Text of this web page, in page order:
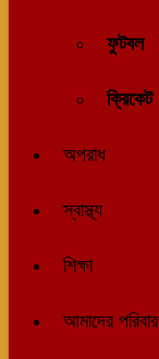
ফুটবল
ক্রিকেট
অপরাধ
স্বাস্থ্য
শিক্ষা
আমাদের পরিবার